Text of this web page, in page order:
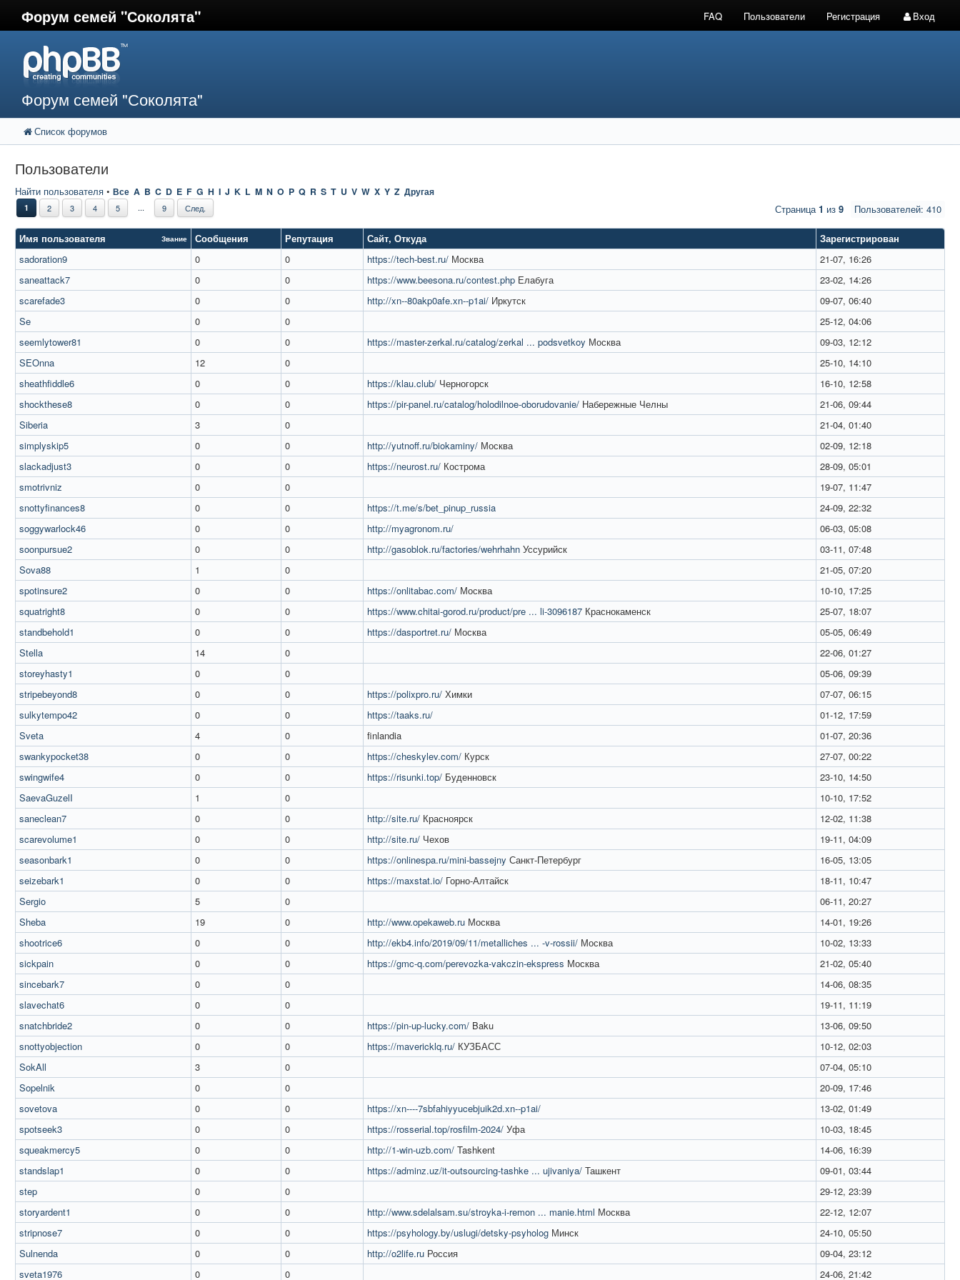
Форум семей "Соколята" FAQ Пользователи Регистрация Вход
Форум семей "Соколята"
Список форумов
Пользователи
Найти пользователя • Все A B C D E F G H I J K L M N O P Q R S T U V W X Y Z Другая
Пользователей: 410
1 2 3 4 5 ... 9 След. Страница1 из 9
Имя пользователя Звание Сообщения Репутация Сайт, Откуда
Зарегистрирован
sadoration9
0 0 https://tech-best.ru/ Москва
21-07, 16:26
saneattack7
0 0 https://www.beesona.ru/contest.php Елабуга
23-02, 14:26
scarefade3
0 0 http://xn--80akp0afe.xn--p1ai/ Иркутск
09-07, 06:40
Se
0 0
25-12, 04:06
seemlytower81
0 0 https://master-zerkal.ru/catalog/zerkal ... podsvetkoy Москва
09-03, 12:12
SEOnna
12 0
25-10, 14:10
sheathfiddle6
0 0 https://klau.club/ Черногорск
16-10, 12:58
shockthese8
0 0 https://pir-panel.ru/catalog/holodilnoe-oborudovanie/ Набережные Челны
21-06, 09:44
Siberia
3 0
21-04, 01:40
simplyskip5
0 0 http://yutnoff.ru/biokaminy/ Москва
02-09, 12:18
slackadjust3
0 0 https://neurost.ru/ Кострома
28-09, 05:01
smotrivniz
0 0
19-07, 11:47
snottyfinances8
0 0 https://t.me/s/bet_pinup_russia
24-09, 22:32
soggywarlock46
0 0 http://myagronom.ru/
06-03, 05:08
soonpursue2
0 0 http://gasoblok.ru/factories/wehrhahn Уссурийск
03-11, 07:48
Sova88
1 0
21-05, 07:20
spotinsure2
0 0 https://onlitabac.com/ Москва
10-10, 17:25
squatright8
0 0 https://www.chitai-gorod.ru/product/pre ... li-3096187 Краснокаменск
25-07, 18:07
standbehold1
0 0 https://dasportret.ru/ Москва
05-05, 06:49
Stella
14 0
22-06, 01:27
storeyhasty1
0 0
05-06, 09:39
stripebeyond8
0 0 https://polixpro.ru/ Химки
07-07, 06:15
sulkytempo42
0 0 https://taaks.ru/
01-12, 17:59
Sveta
4 0 finlandia
01-07, 20:36
swankypocket38
0 0 https://cheskylev.com/ Курск
27-07, 00:22
swingwife4
0 0 https://risunki.top/ Буденновск
23-10, 14:50
SaevaGuzelI
1 0
10-10, 17:52
saneclean7
0 0 http://site.ru/ Красноярск
12-02, 11:38
scarevolume1
0 0 http://site.ru/ Чехов
19-11, 04:09
seasonbark1
0 0 https://onlinespa.ru/mini-bassejny Санкт-Петербург
16-05, 13:05
seizebark1
0 0 https://maxstat.io/ Горно-Алтайск
18-11, 10:47
Sergio
5 0
06-11, 20:27
Sheba
19 0 http://www.opekaweb.ru Москва
14-01, 19:26
shootrice6
0 0 http://ekb4.info/2019/09/11/metalliches ... -v-rossii/ Москва
10-02, 13:33
sickpain
0 0 https://gmc-q.com/perevozka-vakczin-ekspress Москва
21-02, 05:40
sincebark7
0 0
14-06, 08:35
slavechat6
0 0
19-11, 11:19
snatchbride2
0 0 https://pin-up-lucky.com/ Baku
13-06, 09:50
snottyobjection
0 0 https://mavericklq.ru/ КУЗБАСС
10-12, 02:03
SokAll
3 0
07-04, 05:10
Sopelnik
0 0
20-09, 17:46
sovetova
0 0 https://xn----7sbfahiyyucebjuik2d.xn--p1ai/
13-02, 01:49
spotseek3
0 0 https://rosserial.top/rosfilm-2024/ Уфа
10-03, 18:45
squeakmercy5
0 0 http://1-win-uzb.com/ Tashkent
14-06, 16:39
standslap1
0 0 https://adminz.uz/it-outsourcing-tashke ... ujivaniya/ Ташкент
09-01, 03:44
step
0 0
29-12, 23:39
storyardent1
0 0 http://www.sdelalsam.su/stroyka-i-remon ... manie.html Москва
22-12, 12:07
stripnose7
0 0 https://psyhology.by/uslugi/detsky-psyholog Минск
24-10, 05:50
Sulnenda
0 0 http://o2life.ru Россия
09-04, 23:12
sveta1976
0 0 24-06, 21:42